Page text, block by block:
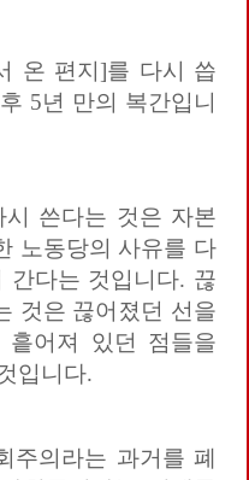
온 편지]를 다시 씁
5년 만의 복간입니
쓴다는 것은 자본
노동당의 사유를 다
간다는 것입니다. 끊
것은 끊어졌던 선을
흩어져 있던 점들을
입니다.
주의라는 과거를 폐